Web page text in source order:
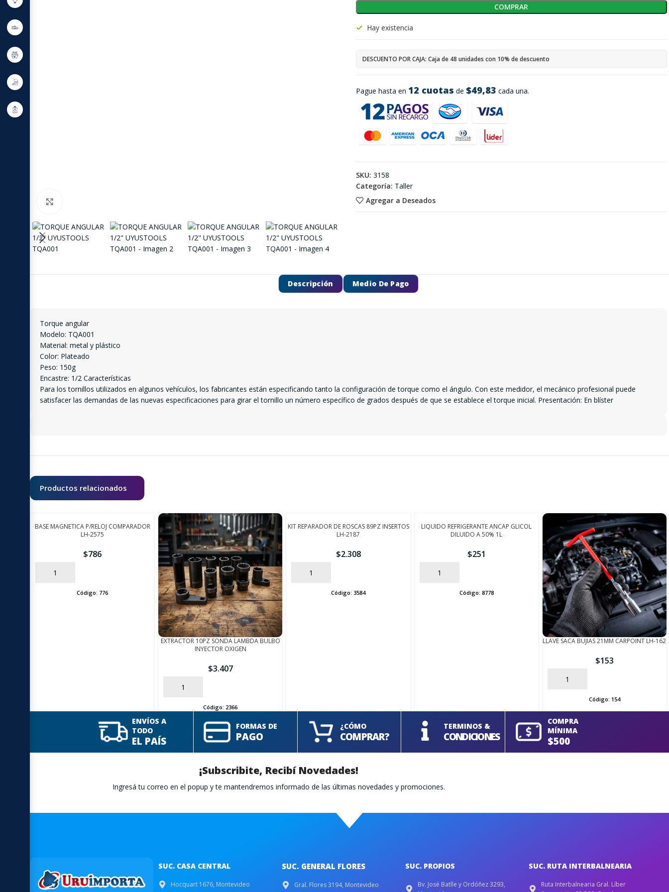
Pague hasta en 12 cuotas de $49,83 cada una.
Hay existencia
DESCUENTO POR CAJA: Caja de 48 unidades con 10% de descuento
COMPRAR
Agregar a Deseados
SKU: 3158
Categoría: Taller
Descripción Medio De Pago
Torque angular
Modelo: TQA001
Material: metal y plástico
Color: Plateado
Peso: 150g
Encastre: 1/2 Características
Para los tornillos utilizados en algunos vehículos, los fabricantes están especificando tanto la configuración de torque como el ángulo. Con este medidor, el mecánico profesional puede
satisfacer las demandas de las nuevas especificaciones para girar el tornillo un número específico de grados después de que se establece el torque inicial. Presentación: En blíster
Productos relacionados
BASE MAGNETICA P/RELOJ COMPARADOR
LH-2575
$786
AÑADIR
Código: 776
EXTRACTOR 10PZ SONDA LAMBDA BULBO
INYECTOR OXIGEN
$3.407
AÑADIR
Código: 2366
KIT REPARADOR DE ROSCAS 89PZ INSERTOS
LH-2187
$2.308
AÑADIR
Código:3584
LIQUIDO REFRIGERANTE ANCAP GLICOL
DILUIDO A 50% 1L
$251
AÑADIR
Código: 8778
LLAVE SACA BUJIAS 21MM CARPOINT LH-162
$153
AÑADIR
Código: 154
ENVÍOS A
TODO
EL PAÍS
FORMAS DE
PAGO
¿CÓMO
COMPRAR?
TERMINOS &
CONDICIONES
COMPRA
MÍNIMA
$500
¡Subscribite, Recibí Novedades!
Ingresá tu correo en el popup y te mantendremos informado de las últimas novedades y promociones.
SUC. CASA CENTRAL
Hocquart 1676, Montevideo
SUC. GENERAL FLORES
Gral. Flores 3194, Montevideo
SUC. PROPIOS
Bv. José Batlle y Ordóñez 3293,
SUC. RUTA INTERBALNEARIA
Ruta Interbalnearia Gral. Líber